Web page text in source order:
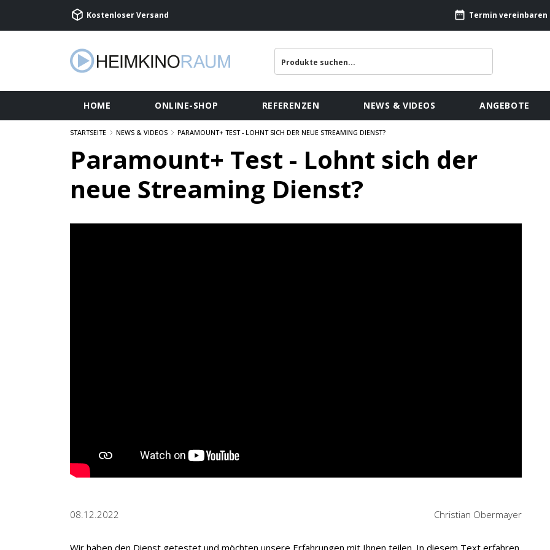
Kostenloser Versand Termin vereinbaren
HOME ONLINE-SHOP REFERENZEN NEWS & VIDEOS ANGEBOTE
STARTSEITE NEWS & VIDEOS PARAMOUNT+ TEST - LOHNT SICH DER NEUE STREAMING DIENST?
Paramount+ Test - Lohnt sich der
neue Streaming Dienst?
08.12.2022 Christian Obermayer
Wir haben den Dienst getestet und möchten unsere Erfahrungen mit Ihnen teilen. In diesem Text erfahren